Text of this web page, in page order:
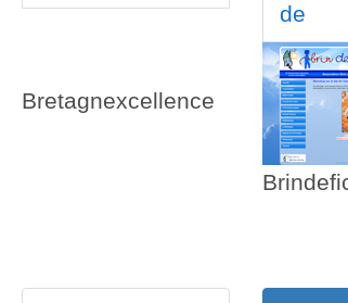
Bretagnexcellence
de